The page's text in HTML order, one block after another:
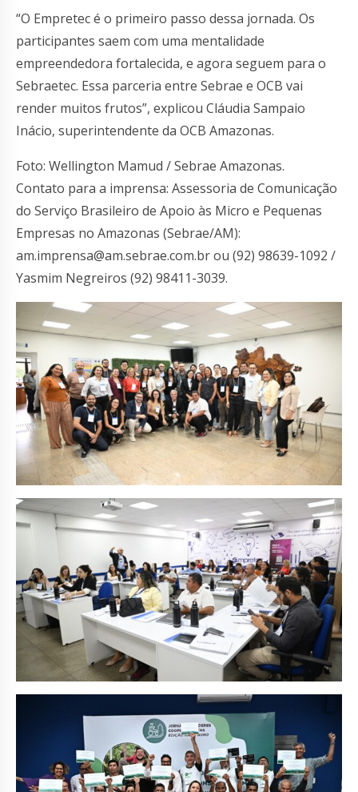
“O Empretec é o primeiro passo dessa jornada. Os
participantes saem com uma mentalidade
empreendedora fortalecida, e agora seguem para o
Sebraetec. Essa parceria entre Sebrae e OCB vai
render muitos frutos”, explicou Cláudia Sampaio
Inácio, superintendente da OCB Amazonas.
Foto: Wellington Mamud / Sebrae Amazonas.
Contato para a imprensa: Assessoria de Comunicação
do Serviço Brasileiro de Apoio às Micro e Pequenas
Empresas no Amazonas (Sebrae/AM):
am.imprensa@am.sebrae.com.brou (92) 98639-1092 /
Yasmim Negreiros (92) 98411-3039.